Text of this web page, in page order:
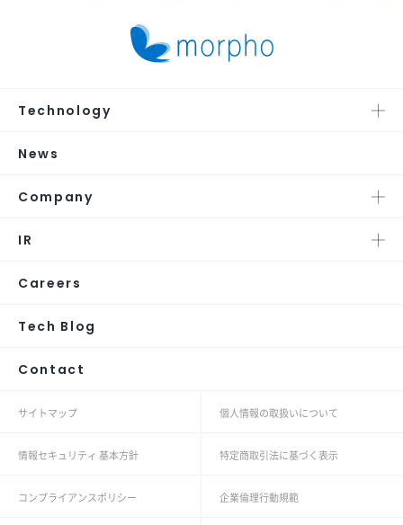
Technology
News
Company
IR
Careers
Tech Blog
Contact
サイトマップ 個人情報の取扱いについて
情報セキュリティ 基本方針 特定商取引法に基づく表示
コンプライアンスポリシー 企業倫理行動規範